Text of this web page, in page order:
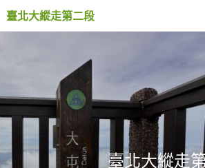
臺北大縱走第二段
臺北大縱走